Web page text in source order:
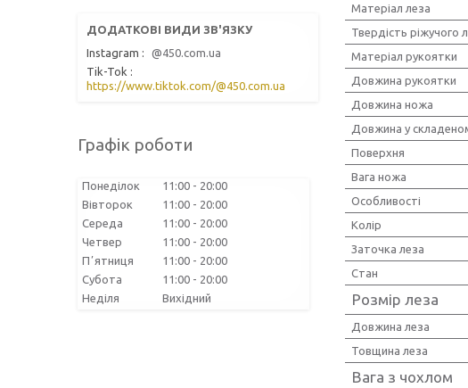
Матеріал леза
Твердість ріжучого
Матеріал рукоятки
Довжина рукоятки
Довжина ножа
Довжина у
Поверхня
Вага ножа
Особливості
Колір
Заточка леза
Стан
Розмір леза
Довжина леза
Товщина леза
Вага з чохлом
Instagram
@450.com.ua
Tik-Tok
https://www.tiktok.com/@450.com.ua
Графік роботи
Понеділок 11:00
20:00
Вівторок
11:00
20:00
Середа
11:00
20:00
Четвер
11:00
20:00
Пʼятниця
11:00
20:00
Субота
11:00
20:00
Неділя
Вихідний